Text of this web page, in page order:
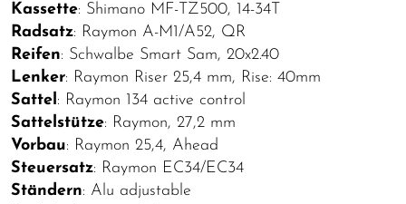
Kassette: Shimano MF-TZ500, 14-34T
Radsatz: Raymon A-M1/A52, QR
Reifen: Schwalbe Smart Sam, 20x2.40
Lenker: Raymon Riser 25,4 mm, Rise: 40mm
Sattel: Raymon 134 active control
Sattelstütze: Raymon, 27,2 mm
Vorbau: Raymon 25,4, Ahead
Steuersatz: Raymon EC34/EC34
Ständern: Alu adjustable